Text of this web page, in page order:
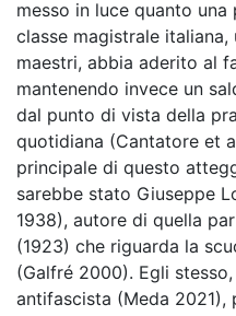
messo in luce quanto
classe magistrale
maestri, abbia aderito al
mantenendo invece un
dal punto di vista della
quotidiana (Cantatore et
principale di questo
sarebbe stato Giuseppe
1938), autore di quella
(1923) che riguarda la
(Galfré 2000). Egli
antifascista (Meda 2021),